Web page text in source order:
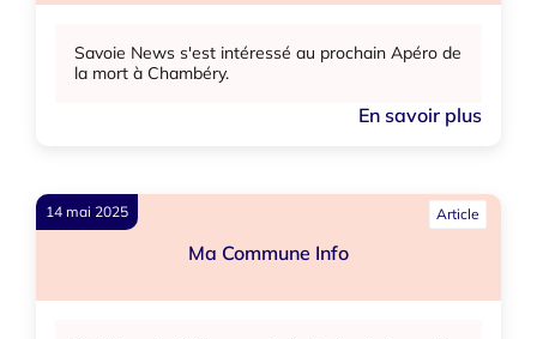
Savoie News s'est intéressé au prochain Apéro de
la mort à Chambéry.
En savoir plus
14 mai 2025 Article
Ma Commune Info